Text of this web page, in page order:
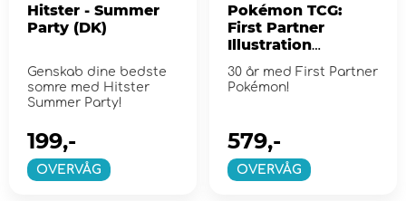
Hitster - Summer
Party (DK)
Genskab dine bedste
somre med Hitster
Summer Party!
OVERVÅG
199,-
Pokémon TCG:
First Partner
Illustration
2
30 år med First Partner
Pokémon!
OVERVÅG
579,-